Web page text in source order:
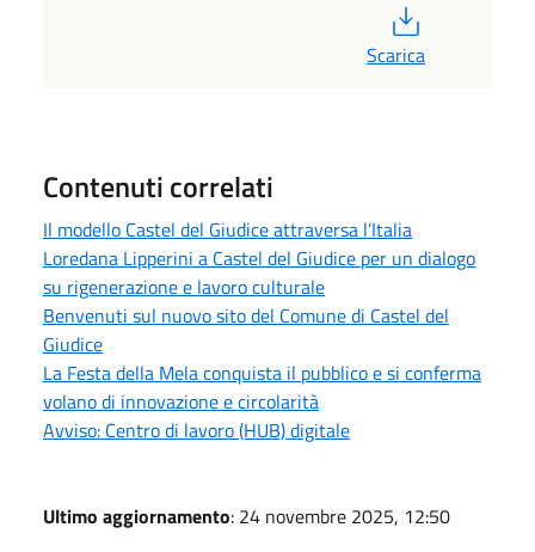
Scarica
Contenuti correlati
Il modello Castel del Giudice attraversa l’Italia
Loredana Lipperini a Castel del Giudice per un dialogo
su rigenerazione e lavoro culturale
Benvenuti sul nuovo sito del Comune di Castel del
Giudice
La Festa della Mela conquista il pubblico e si conferma
volano di innovazione e circolarità
Avviso: Centro di lavoro (HUB) digitale
Ultimo aggiornamento: 24 novembre 2025, 12:50